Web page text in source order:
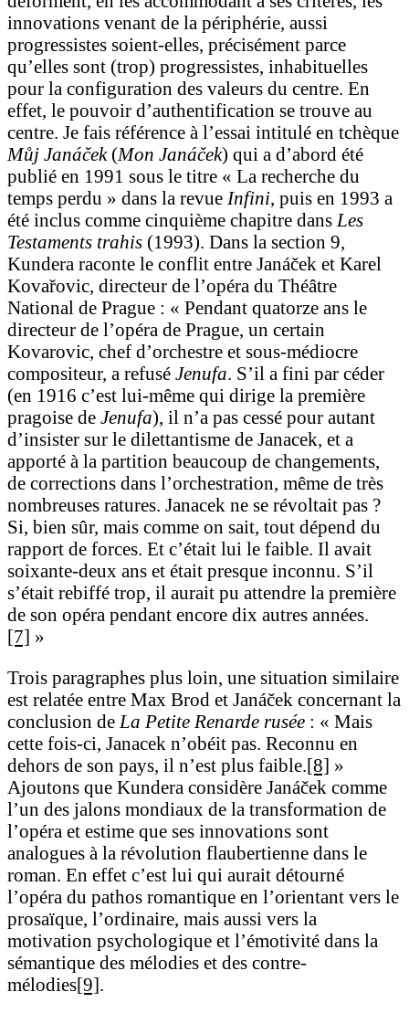
innovations venant de la périphérie, aussi
progressistes soient-elles, précisément parce
qu’elles sont (trop) progressistes, inhabituelles
pour la configuration des valeurs du centre. En
effet, le pouvoir d’authentification se trouve au
centre. Je fais référence à l’essai intitulé en tchèque
Můj Janáček(Mon Janáček) qui a d’abord été
publié en 1991 sous le titre « La recherche du
temps perdu » dans la revue Infini, puis en 1993 a
été inclus comme cinquième chapitre dans Les
Testaments trahis (1993). Dans la section 9,
Kundera raconte le conflit entre Janáček et Karel
Kovařovic, directeur de l’opéra du Théâtre
National de Prague : « Pendant quatorze ans le
directeur de l’opéra de Prague, un certain
Kovarovic, chef d’orchestre et sous-médiocre
compositeur, a refusé Jenufa. S’il a fini par céder
(en 1916 c’est lui-même qui dirige la première
pragoise de Jenufa), il n’a pas cessé pour autant
d’insister sur le dilettantisme de Janacek, et a
apporté à la partition beaucoup de changements,
de corrections dans l’orchestration, même de très
nombreuses ratures. Janacek ne se révoltait pas ?
Si, bien sûr, mais comme on sait, tout dépend du
rapport de forces. Et c’était lui le faible. Il avait
soixante-deux ans et était presque inconnu. S’il
s’était rebiffé trop, il aurait pu attendre la première
de son opéra pendant encore dix autres années.
[7] »
Trois paragraphes plus loin, une situation similaire
est relatée entre Max Brod et Janáček concernant la
conclusion de La Petite Renarde rusée : « Mais
cette fois-ci, Janacek n’obéit pas. Reconnu en
dehors de son pays, il n’est plus faible.[8] »
Ajoutons que Kundera considère Janáček comme
l’un des jalons mondiaux de la transformation de
l’opéra et estime que ses innovations sont
analogues à la révolution flaubertienne dans le
roman. En effet c’est lui qui aurait détourné
l’opéra du pathos romantique en l’orientant vers le
prosaïque, l’ordinaire, mais aussi vers la
motivation psychologique et l’émotivité dans la
sémantique des mélodies et des contre-
mélodies[9].